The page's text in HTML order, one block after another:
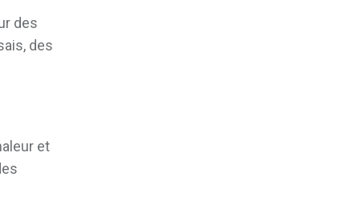
des
des
et